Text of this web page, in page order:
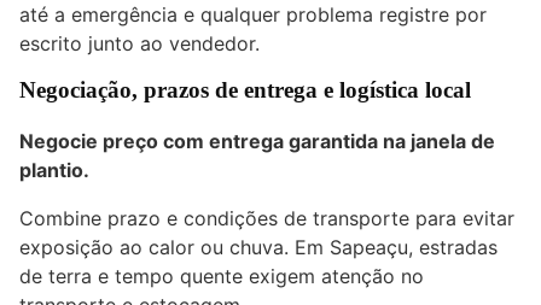
até a emergência e qualquer problema registre por
escrito junto ao vendedor.
Negociação, prazos de entrega e logística local
Negocie preço com entrega garantida na janela de
plantio.
Combine prazo e condições de transporte para evitar
exposição ao calor ou chuva. Em Sapeaçu, estradas
de terra e tempo quente exigem atenção no